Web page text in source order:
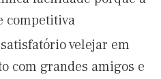
competitiva
velejar em
com grandes amigos e